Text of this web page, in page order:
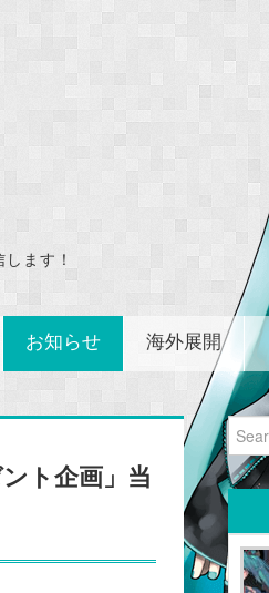
ます！
お知らせ 海外展開
ト企画」当
Search
for: